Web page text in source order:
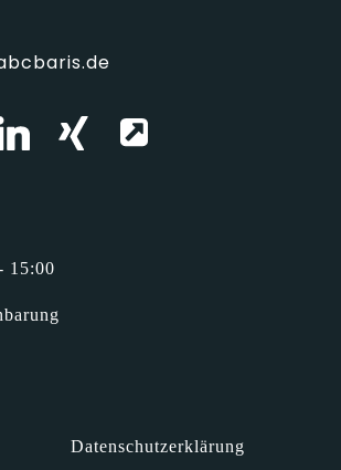
15:00
Datenschutzerklärung